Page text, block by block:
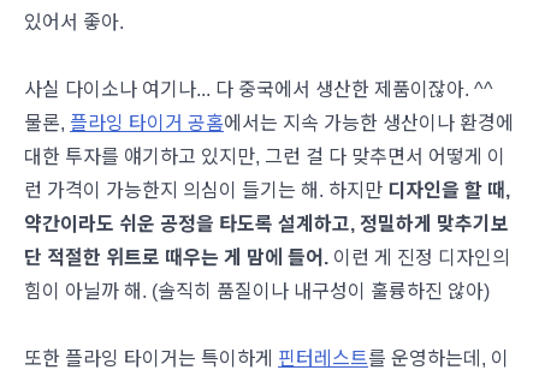
있어서 좋아.
사실 다이소나 여기나... 다 중국에서 생산한 제품이잖아. ^^
물론, 플라잉 타이거 공홈에서는 지속 가능한 생산이나 환경에
대한 투자를 얘기하고 있지만, 그런 걸 다 맞추면서 어떻게 이
런 가격이 가능한지 의심이 들기는 해. 하지만 디자인을 할 때,
약간이라도 쉬운 공정을 타도록 설계하고, 정밀하게 맞추기보
단 적절한 위트로 때우는 게 맘에 들어. 이런 게 진정 디자인의
힘이 아닐까 해. (솔직히 품질이나 내구성이 훌륭하진 않아)
또한 플라잉 타이거는 특이하게 핀터레스트를 운영하는데, 이